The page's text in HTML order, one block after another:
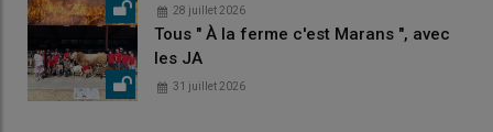
28 juillet 2026
Tous " À la ferme c'est Marans ", avec
les JA
31 juillet 2026